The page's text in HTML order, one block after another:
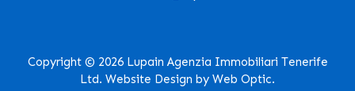
Copyright © 2026 Lupain Agenzia Immobiliari Tenerife
Ltd. Website Design by Web Optic.